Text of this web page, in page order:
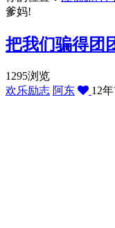
爹妈!
把我们骗得团
1295浏览
欢乐励志 阿东 12